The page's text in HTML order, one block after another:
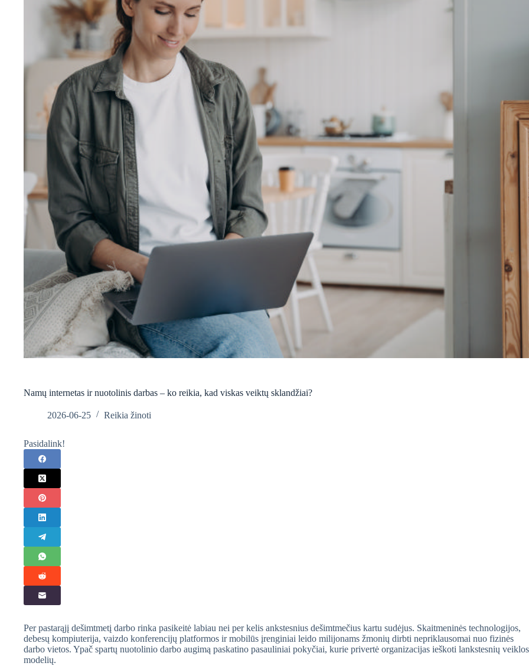
Namų internetas ir nuotolinis darbas – ko reikia, kad viskas veiktų sklandžiai?
2026-06-25 Reikia žinoti
Pasidalink!
Per pastarąjį dešimtmetį darbo rinka pasikeitė labiau nei per kelis ankstesnius dešimtmečius kartu sudėjus. Skaitmeninės technologijos,
debesų kompiuterija, vaizdo konferencijų platformos ir mobilūs įrenginiai leido milijonams žmonių dirbti nepriklausomai nuo fizinės
darbo vietos. Ypač spartų nuotolinio darbo augimą paskatino pasauliniai pokyčiai, kurie privertė organizacijas ieškoti lankstesnių veiklos
modelių.